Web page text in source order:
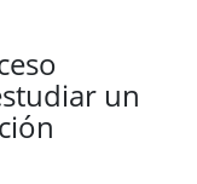
un